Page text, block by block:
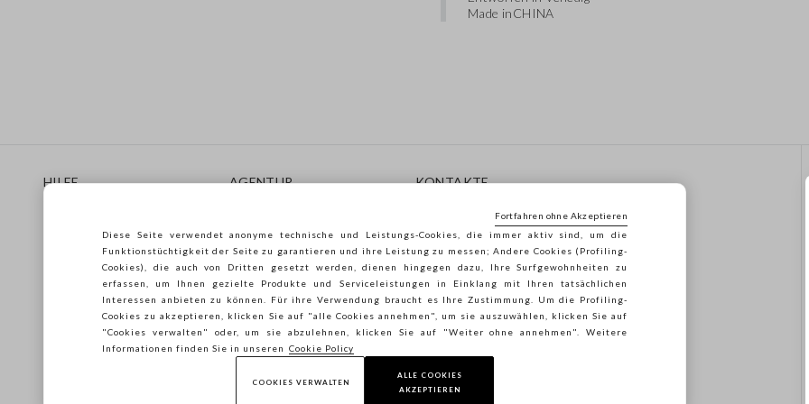
Made inCHINA
HILFE
Lieferungen
Rücksendungen
Care Guide
Leitfaden zur Größe
AGENTUR
Verkaufsbedingungen
Franchsing
Accessibility
Nachhaltigkeit
KONTAKTE
Senden Sie Uns Eine E-Mail
Folgen Sie Ihrer
Bestellung/Rücksendung
Diese Seite verwendet anonyme technische und Leistungs-Cookies, die immer aktiv sind, um die
Funktionstüchtigkeit der Seite zu garantieren und ihre Leistung zu messen; Andere Cookies (Profiling-
Cookies), die auch von Dritten gesetzt werden, dienen hingegen dazu, Ihre Surfgewohnheiten zu
erfassen, um Ihnen gezielte Produkte und Serviceleistungen in Einklang mit Ihren tatsächlichen
Interessen anbieten zu können. Für ihre Verwendung braucht es Ihre Zustimmung. Um die Profiling-
Cookies zu akzeptieren, klicken Sie auf "alle Cookies annehmen", um sie auszuwählen, klicken Sie auf
"Cookies verwalten" oder, um sie abzulehnen, klicken Sie auf "Weiter ohne annehmen". Weitere
Informationen finden Sie in unseren Cookie Policy
COOKIES VERWALTEN
ALLE COOKIES
AKZEPTIEREN
Fortfahren ohne Akzeptieren